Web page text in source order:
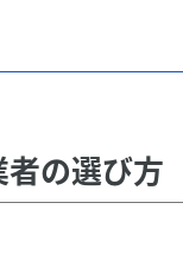
の選び方